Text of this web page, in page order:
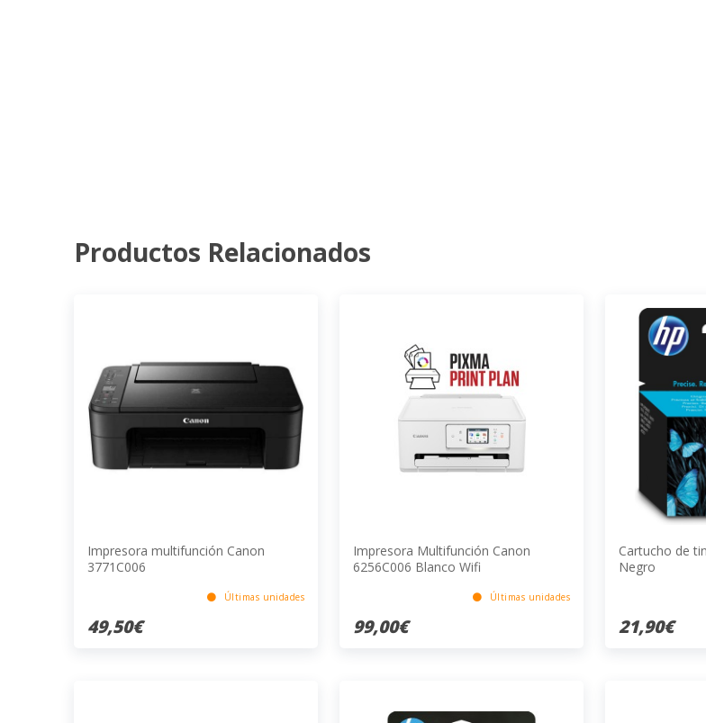
Productos Relacionados
Impresora multifunción Canon
3771C006
Últimas unidades
49,50€
Impresora Multifunción Canon
6256C006 Blanco Wifi
Últimas unidades
99,00€
Cartucho de
Negro
21,90€